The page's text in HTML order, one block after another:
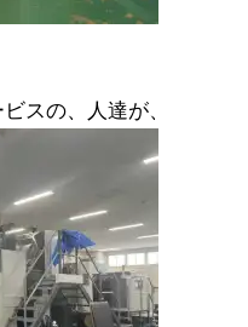
スの、人達が、